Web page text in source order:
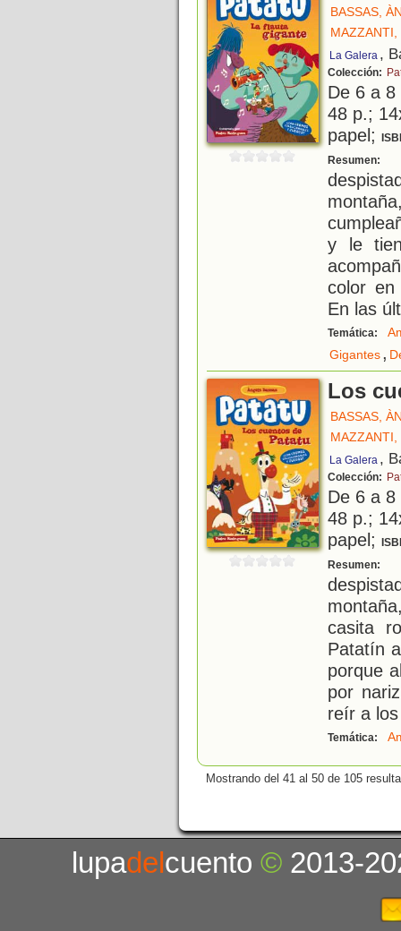
BASSAS,
MAZZANTI,
La Galera ,
Colección:
De 6 a
48 p.;
papel;
Resumen:
y le
color
En las
Temática:
Gigantes,
Los
BASSAS,
MAZZANTI,
La Galera ,
Colección:
De 6 a
48 p.;
papel;
Resumen:
casita
Patatín
porque
por
reír a
Temática:
Mostrando del 41 al 50 de 105
lupadelcuento© 2013-